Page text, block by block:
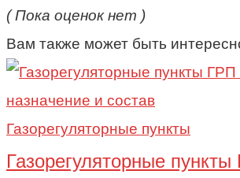
( Пока оценок нет )
Вам также может быть
Газорегуляторные пункты
Газорегуляторные